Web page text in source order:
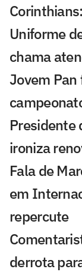
Uniforme
chama
Jovem
Presidente
ironiza
Fala de
em
repercute
derrota